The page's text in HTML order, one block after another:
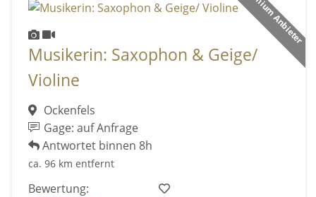
Premium Anbieter
Musikerin: Saxophon & Geige/
Violine
Ockenfels
Gage: auf Anfrage
Antwortet binnen 8h
ca. 96 km entfernt
Bewertung: